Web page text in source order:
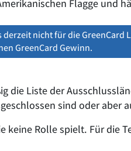
nicht für die GreenCard
GreenCard Gewinn.
die Liste der
sind oder aber
Rolle spielt. Für die